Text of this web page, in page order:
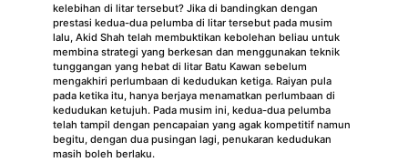
kelebihan di litar tersebut? Jika di bandingkan dengan
prestasi kedua-dua pelumba di litar tersebut pada musim
lalu, Akid Shah telah membuktikan kebolehan beliau untuk
membina strategi yang berkesan dan menggunakan teknik
tunggangan yang hebat di litar Batu Kawan sebelum
mengakhiri perlumbaan di kedudukan ketiga. Raiyan pula
pada ketika itu, hanya berjaya menamatkan perlumbaan di
kedudukan ketujuh. Pada musim ini, kedua-dua pelumba
telah tampil dengan pencapaian yang agak kompetitif namun
begitu, dengan dua pusingan lagi, penukaran kedudukan
masih boleh berlaku.